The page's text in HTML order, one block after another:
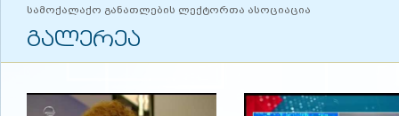
სამოქალაქო განათლების ლექტორთა ასოციაცია
გალერეა